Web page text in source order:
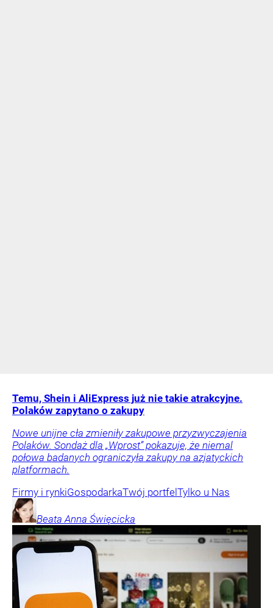
Temu, Shein i AliExpress już nie takie atrakcyjne.
Polaków zapytano o zakupy
Nowe unijne cła zmieniły zakupowe przyzwyczajenia
Polaków. Sondaż dla „Wprost” pokazuje, że niemal
połowa badanych ograniczyła zakupy na azjatyckich
platformach.
Firmy i rynkiGospodarkaTwój portfelTylko u Nas
Beata Anna Święcicka